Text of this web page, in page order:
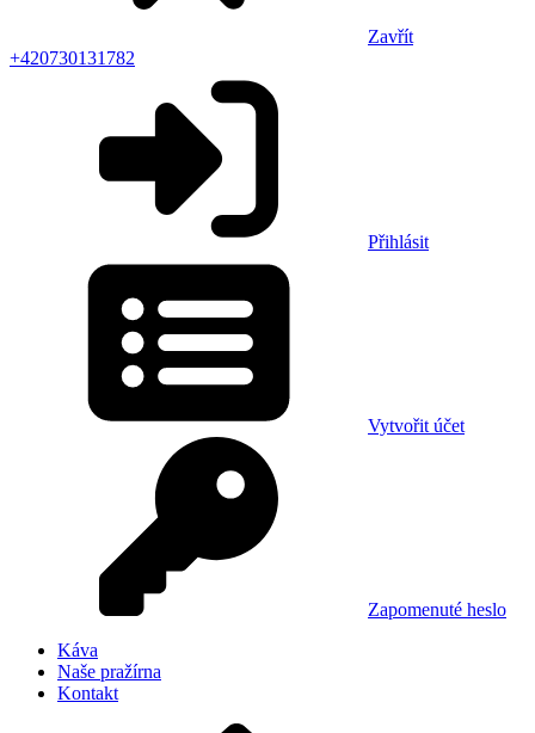
Zavřít
+420730131782
Přihlásit
Vytvořit účet
Zapomenuté heslo
Káva
Naše pražírna
Kontakt